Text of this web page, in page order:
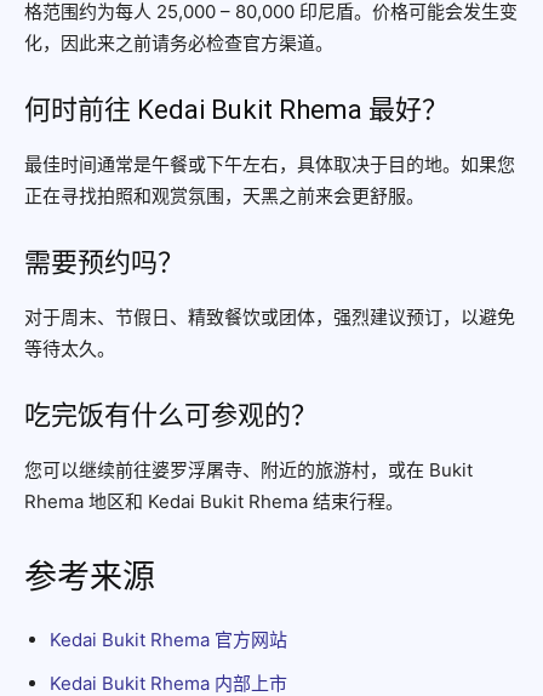
格范围约为每人 25,000 – 80,000 印尼盾。价格可能会发生变
化，因此来之前请务必检查官方渠道。
何时前往 Kedai Bukit Rhema 最好？
最佳时间通常是午餐或下午左右，具体取决于目的地。如果您
正在寻找拍照和观赏氛围，天黑之前来会更舒服。
需要预约吗？
对于周末、节假日、精致餐饮或团体，强烈建议预订，以避免
等待太久。
吃完饭有什么可参观的？
您可以继续前往婆罗浮屠寺、附近的旅游村，或在 Bukit
Rhema 地区和 Kedai Bukit Rhema 结束行程。
参考来源
Kedai Bukit Rhema 官方网站
Kedai Bukit Rhema 内部上市